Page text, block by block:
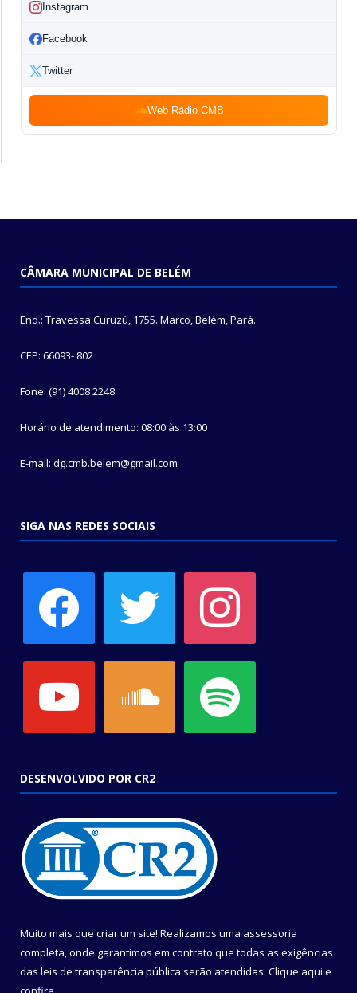
Instagram
Facebook
Twitter
Web Rádio CMB
CÂMARA MUNICIPAL DE BELÉM
End.: Travessa Curuzú, 1755. Marco, Belém, Pará.
CEP: 66093- 802
Fone: (91) 4008 2248
Horário de atendimento: 08:00 às 13:00
E-mail: dg.cmb.belem@gmail.com
SIGA NAS REDES SOCIAIS
DESENVOLVIDO POR CR2
Muito mais que criar um site! Realizamos uma assessoria
completa, onde garantimos em contrato que todas as exigências
das leis de transparência pública serão atendidas. Clique aqui e